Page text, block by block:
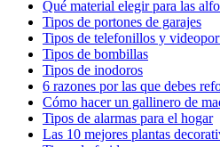
Qué material elegir para las
Tipos de portones de garajes
Tipos de telefonillos y
Tipos de bombillas
Tipos de inodoros
6 razones por las que debes
Cómo hacer un gallinero de
Tipos de alarmas para el hogar
Las 10 mejores plantas